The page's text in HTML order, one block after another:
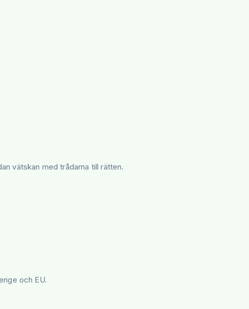
vätskan med trådarna till rätten.
och EU.